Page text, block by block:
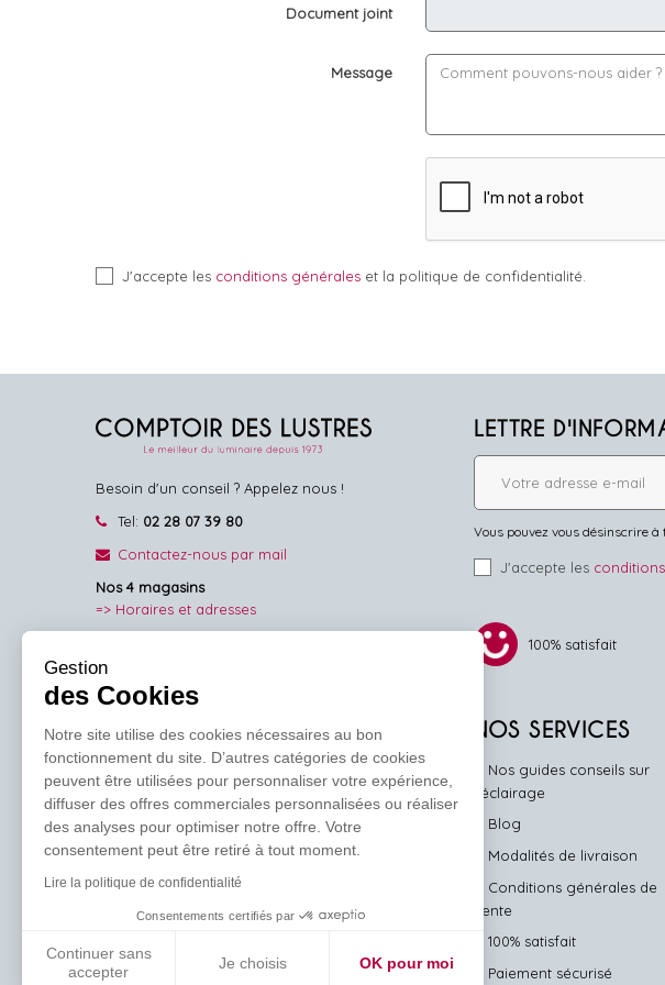
Document joint
Message
J'accepte les conditions générales et la politique de confidentialité.
Besoin d'un conseil ? Appelez nous !
Tel: 02 28 07 39 80
Contactez-nous par mail
Nos 4 magasins
=> Horaires et adresses
NOUS SUIVRE
Facebook
LETTRE
Vous pouvez vous désinscrire
J'accepte les
100% satisfait
NOS SERVICES
Nos guides conseils sur
l'éclairage
Blog
Modalités de livraison
Conditions générales de
vente
100% satisfait
Paiement sécurisé
Gestion
des Cookies
Notre site utilise des cookies nécessaires au bon
fonctionnement du site. D’autres catégories de cookies
peuvent être utilisées pour personnaliser votre expérience,
diffuser des offres commerciales personnalisées ou réaliser
des analyses pour optimiser notre offre. Votre
consentement peut être retiré à tout moment.
Lire la politique de confidentialité
Consentements certifiés par
Continuer sans
accepter
Je choisis OK pour moi